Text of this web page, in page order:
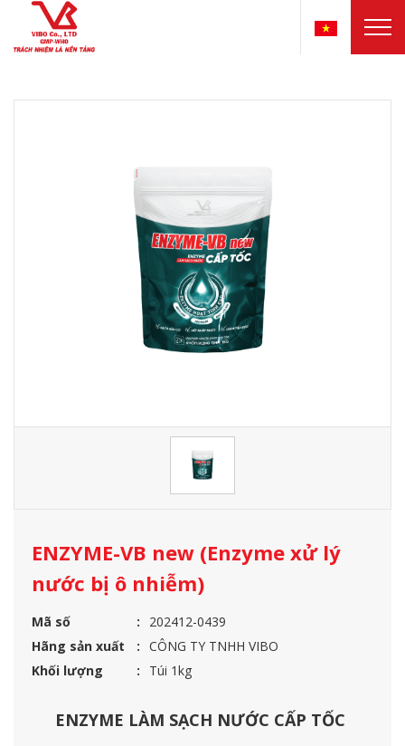
ENZYME-VB new (Enzyme xử lý
nước bị ô nhiễm)
Mã số
202412-0439
Hãng sản xuất
CÔNG TY TNHH VIBO
Khối lượng
Túi 1kg
ENZYME LÀM SẠCH NƯỚC CẤP TỐC